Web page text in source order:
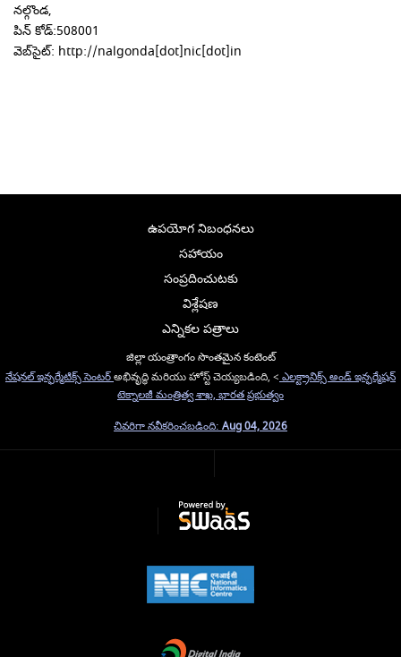
నల్గొండ,
పిన్ కోడ్:508001
వెబ్‌సైట్: http://nalgonda[dot]nic[dot]in
ఉపయోగ నిబంధనలు
సహాయం
సంప్రదించుటకు
విశ్లేషణ
ఎన్నికల పత్రాలు
జిల్లా యంత్రాంగం సొంతమైన కంటెంట్
నేషనల్ ఇన్ఫర్మేటిక్స్ సెంటర్అభివృద్ధి మరియు హోస్ట్ చెయ్యబడింది, < ఎలక్ట్రానిక్స్ అండ్ ఇన్ఫర్మేషన్
టెక్నాలజీ మంత్రిత్వ శాఖ, భారత ప్రభుత్వం
చివరిగా నవీకరించబడింది: Aug 04, 2026